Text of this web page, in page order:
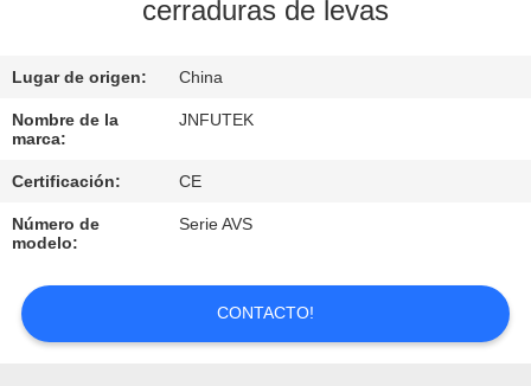
DE
CALIDAD
SOLICITAR
UNA
COTIZACIÓN
cerraduras de levas
Lugar de origen: China
Nombre de la
marca:
JNFUTEK
Certificación: CE
Número de
modelo:
Serie AVS
CONTACTO!